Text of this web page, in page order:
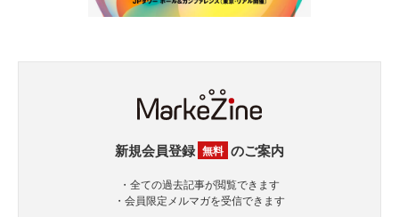
新規会員登録 無料 のご案内
・全ての過去記事が閲覧できます
・会員限定メルマガを受信できます